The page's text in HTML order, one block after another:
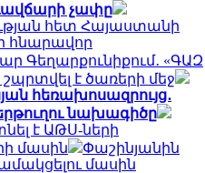
չափը
հետ Հայաստանի
հնարավոր
Գեղարքունիքում․ «ԳԱԶ
շպրտվել է ծառերի մեջ
հեռախոսազրույց․
նախագիծը
է ԱԹՍ-ների
մասին
Փաշինյանին
մասին